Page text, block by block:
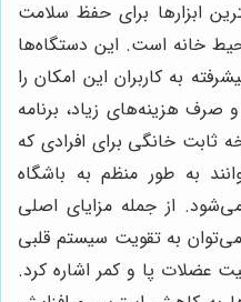
ابزارها برای حفظ سلامت
خانه است. این دستگاه‌ها
به کاربران این امکان را
صرف هزینه‌های زیاد، برنامه
ثابت خانگی برای افرادی که
به طور منظم به باشگاه
از جمله مزایای اصلی
به تقویت سیستم قلبی
عضلات پا و کمر اشاره کرد.